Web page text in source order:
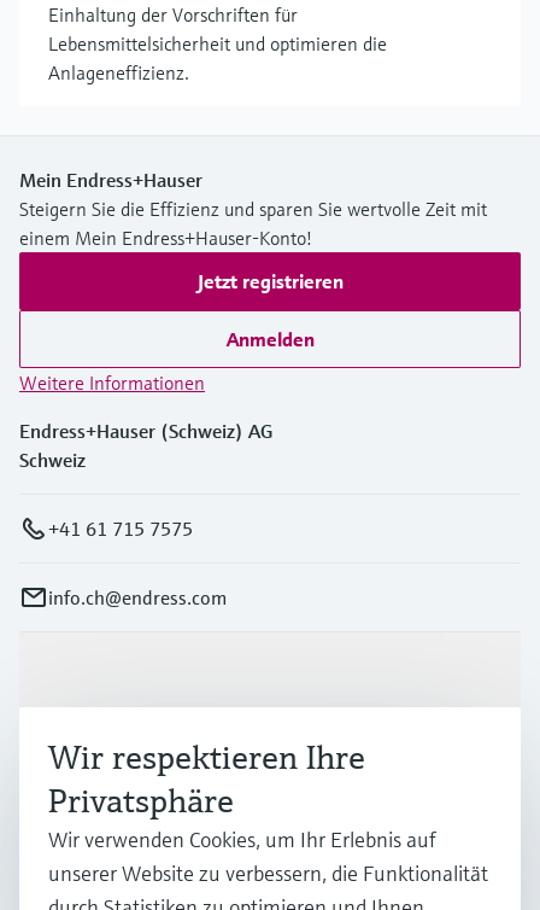
Einhaltung der Vorschriften für
Lebensmittelsicherheit und optimieren die
Anlageneffizienz.
Mein Endress+Hauser
Steigern Sie die Effizienz und sparen Sie wertvolle Zeit mit
einem Mein Endress+Hauser-Konto!
Jetzt registrieren
Anmelden
Weitere Informationen
Endress+Hauser (Schweiz) AG
Schweiz
+41 61 715 7575
info.ch@endress.com
Branchen
Support
Wir respektieren Ihre
Privatsphäre
Wir verwenden Cookies, um Ihr Erlebnis auf
unserer Website zu verbessern, die Funktionalität